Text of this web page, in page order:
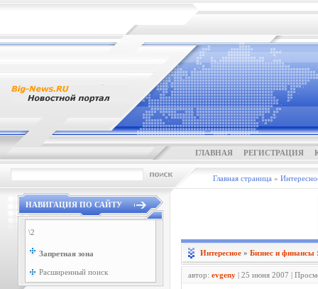
ГЛАВНАЯ РЕГИСТРАЦИЯ
Главная страница »
НАВИГАЦИЯ ПО САЙТУ
\2
Запретная зона
Расширенный поиск
Интересное » Бизнес и финансы
автор: evgeny | 25 июня 2007 |